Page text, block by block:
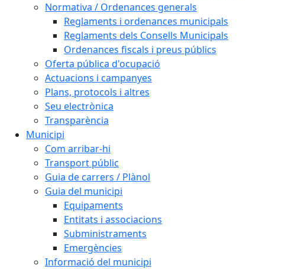
Normativa / Ordenances generals
Reglaments i ordenances municipals
Reglaments dels Consells Municipals
Ordenances fiscals i preus públics
Oferta pública d'ocupació
Actuacions i campanyes
Plans, protocols i altres
Seu electrònica
Transparència
Municipi
Com arribar-hi
Transport públic
Guia de carrers / Plànol
Guia del municipi
Equipaments
Entitats i associacions
Subministraments
Emergències
Informació del municipi